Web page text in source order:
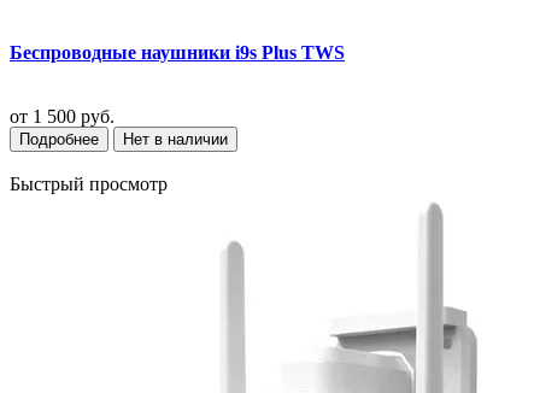
Беспроводные наушники i9s Plus TWS
от 1 500 руб.
Подробнее Нет в наличии
Быстрый просмотр